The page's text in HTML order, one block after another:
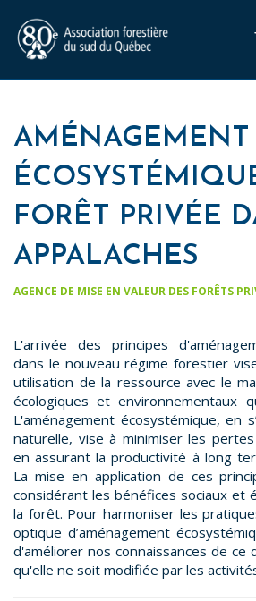
AMÉNAGEMENT
FORÊT PRIVÉE
APPALACHES
AGENCE DE MISE EN VALEUR DES FORÊTS
L'arrivée des principes
dans le nouveau régime forestier
utilisation de la ressource avec le
écologiques et environnementaux
L'aménagement écosystémique, en
naturelle, vise à minimiser les
en assurant la productivité à long
La mise en application de ces
considérant les bénéfices sociaux et
la forêt. Pour harmoniser les
optique d’aménagement
d'améliorer nos connaissances de
qu'elle ne soit modifiée par les